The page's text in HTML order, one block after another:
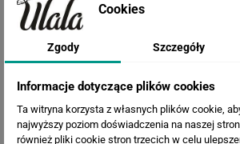
Cookies
Zgody Szczegóły
Informacje dotyczące plików cookies
Ta witryna korzysta z własnych plików cookie,
najwyższy poziom doświadczenia na naszej
również pliki cookie stron trzecich w celu